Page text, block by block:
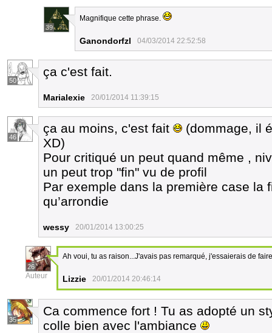
39
Magnifique cette phrase.
Ganondorfzl 04/03/2014 22:52:58
50
ça c'est fait.
Marialexie 20/01/2014 11:39:15
46
ça au moins, c'est fait
(dommage, il
XD)
Pour critiqué un peut quand même ,
un peut trop "fin" vu de profil
Par exemple dans la première case la
qu’arrondie
wessy 20/01/2014 13:00:25
26
Auteur
Ah voui, tu as raison...J'avais pas remarqué, j'essaierais de
Lizzie 20/01/2014 20:46:14
35
Ca commence fort ! Tu as adopté un
colle bien avec l'ambiance